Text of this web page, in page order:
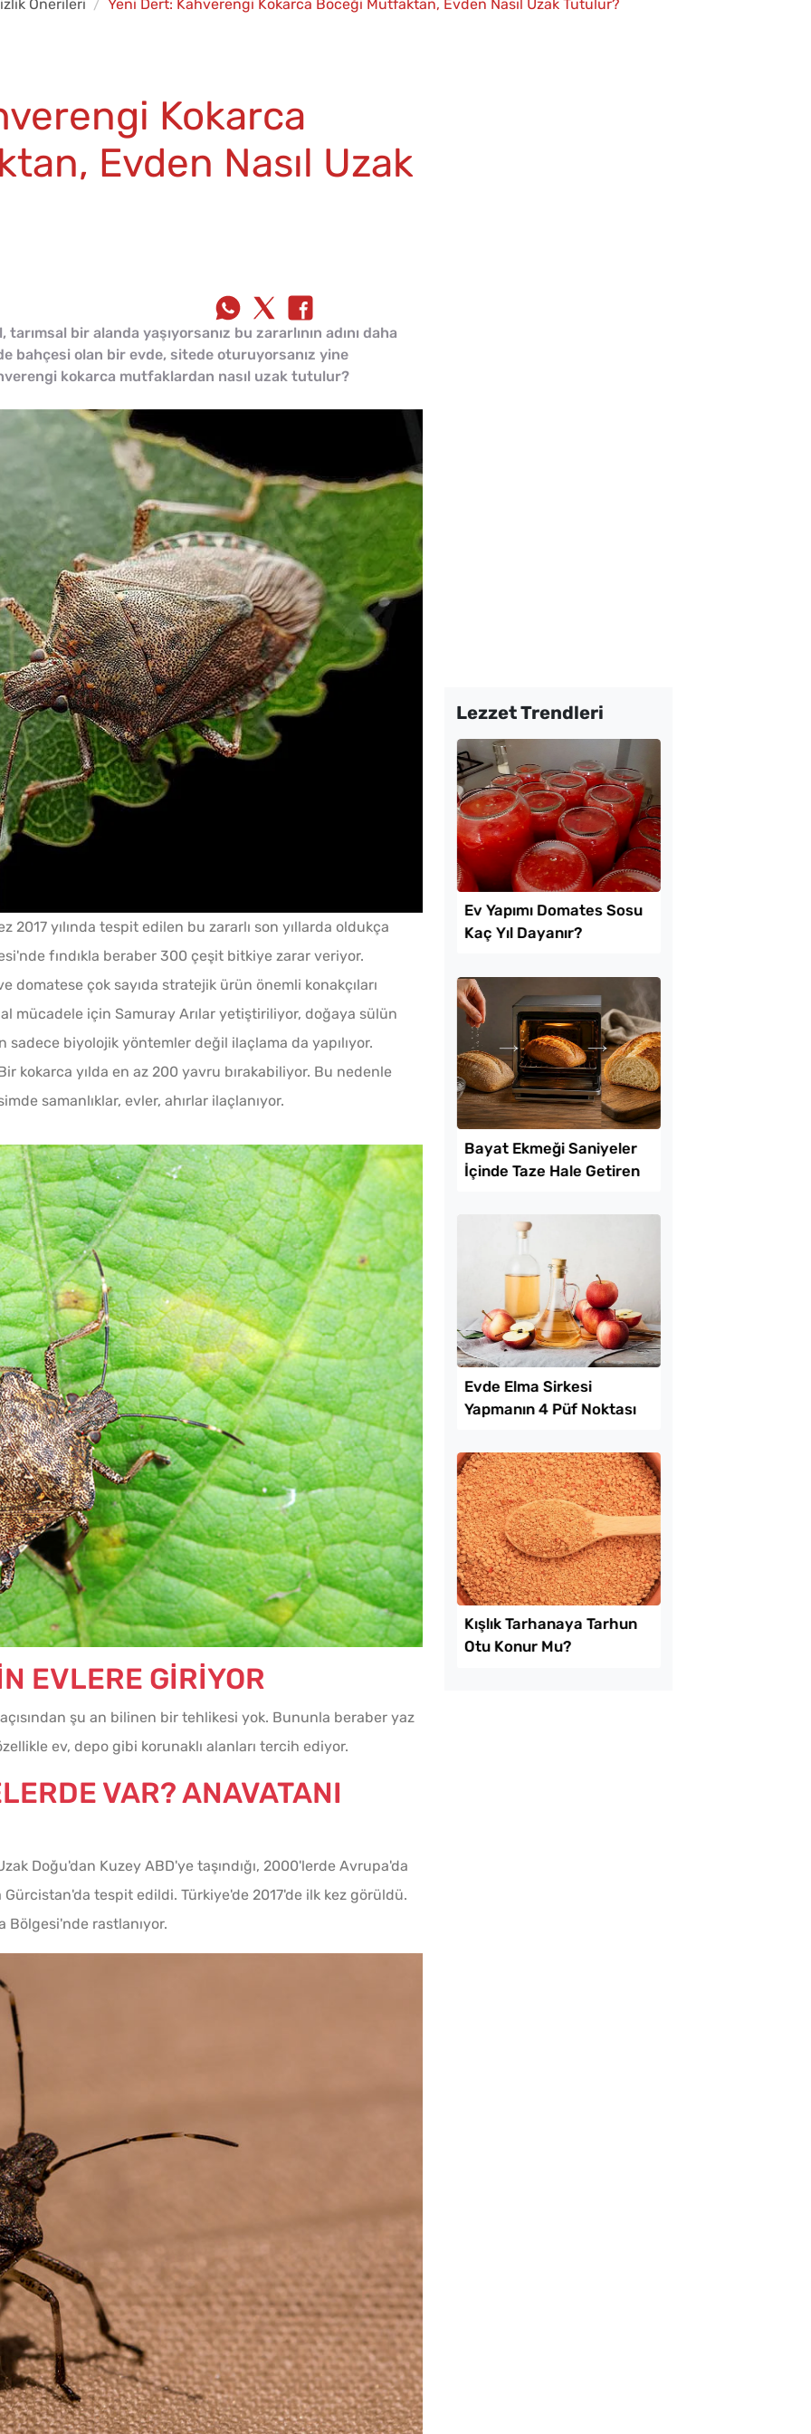
Önerileri Yeni Dert: Kahverengi Kokarca Böceği Mutfaktan, Evden Nasıl Uzak Tutulur?
Kokarca
Evden Nasıl Uzak
bir alanda yaşıyorsanız bu zararlının adını daha
bahçesi olan bir evde, sitede oturuyorsanız yine
kokarca mutfaklardan nasıl uzak tutulur?
Sadece 1 Patates ve 1
Bardak Un ile Tavada
Gözleme Tarifi
Tel Tel Ayrılan Tavada
Katmer Tarifi
Kışlık Domates Sosunun
İçine Ne Konur?
Ev Yapımı Domates Sosu
Kaç Yıl Dayanır?
Bayat Ekmeği Saniyeler
İçinde Taze Hale Getiren
Yöntem
Evde Elma Sirkesi
10 Dakikaya
Poğaçası Tarifi
Soğuk Baklava
Lezzetinde Borcam
Tarifi
Az Kıymayla Kıbrıs
Gözleme Tarifi
2017 yılında tespit edilen bu zararlı son yıllarda oldukça
fındıkla beraber 300 çeşit bitkiye zarar veriyor.
domatese çok sayıda stratejik ürün önemli konakçıları
mücadele için Samuray Arılar yetiştiriliyor, doğaya sülün
sadece biyolojik yöntemler değil ilaçlama da yapılıyor.
kokarca yılda en az 200 yavru bırakabiliyor. Bu nedenle
samanlıklar, evler, ahırlar ilaçlanıyor.
EVLERE GİRİYOR
şu an bilinen bir tehlikesi yok. Bununla beraber yaz
ev, depo gibi korunaklı alanları tercih ediyor.
VAR? ANAVATANI
Doğu'dan Kuzey ABD'ye taşındığı, 2000'lerde Avrupa'da
Gürcistan'da tespit edildi. Türkiye'de 2017'de ilk kez görüldü.
Bölgesi'nde rastlanıyor.